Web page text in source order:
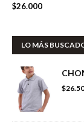
$26.000
LO MÁS